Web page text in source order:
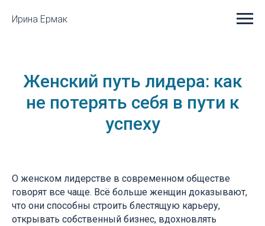
Ирина Ермак
Женский путь лидера: как
не потерять себя в пути к
успеху
О женском лидерстве в современном обществе
говорят все чаще. Всё больше женщин доказывают,
что они способны строить блестящую карьеру,
открывать собственный бизнес, вдохновлять